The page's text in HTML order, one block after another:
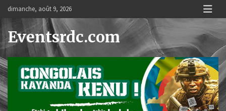
Skip
content
dimanche, août 9, 2026
Eventsrdc.com